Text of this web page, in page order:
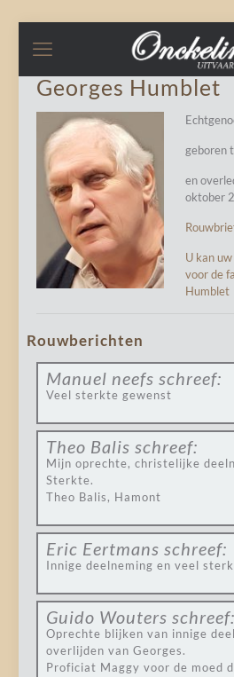
Georges Humblet
geboren
en
oktober
U kan
voor de
Humblet
Rouwberichten
Manuel neefs schreef:
Veel sterkte gewenst
Theo Balis schreef:
Mijn oprechte, christelijke
Sterkte.
Theo Balis, Hamont
Eric Eertmans schreef:
Innige deelneming en veel
Guido Wouters schreef:
Oprechte blijken van innige
overlijden van Georges.
Proficiat Maggy voor de moed